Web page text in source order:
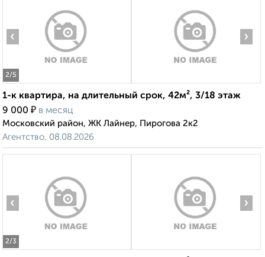
2/5
‹ ›
1-к квартира, на длительный срок, 42м², 3/18 этаж
9 000 ₽ в месяц
Московский район, ЖК Лайнер, Пирогова 2к2
Агентство, 08.08.2026
2/3
‹ ›